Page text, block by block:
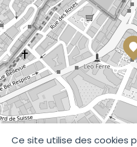
Ce site utilise des cookies